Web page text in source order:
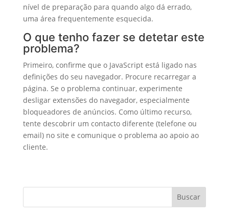
nível de preparação para quando algo dá errado,
uma área frequentemente esquecida.
O que tenho fazer se detetar este
problema?
Primeiro, confirme que o JavaScript está ligado nas
definições do seu navegador. Procure recarregar a
página. Se o problema continuar, experimente
desligar extensões do navegador, especialmente
bloqueadores de anúncios. Como último recurso,
tente descobrir um contacto diferente (telefone ou
email) no site e comunique o problema ao apoio ao
cliente.
Buscar